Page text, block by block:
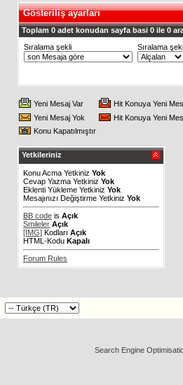
Gösteriliş ayarları
Toplam 0 adet konudan sayfa basi 0 ile 0
Sıralama şekli
Sıralama
Yeni Mesaj Var
Hit Konuya Yeni
Yeni Mesaj Yok
Hit Konuya Yeni
Konu Kapatılmıştır
Yetkileriniz
Konu Acma Yetkiniz Yok
Cevap Yazma Yetkiniz Yok
Eklenti Yükleme Yetkiniz Yok
Mesajınızı Değiştirme Yetkiniz Yok
BB code is Açık
Smileler Açık
[IMG] Kodları Açık
HTML-Kodu Kapalı
Forum Rules
Search Engine